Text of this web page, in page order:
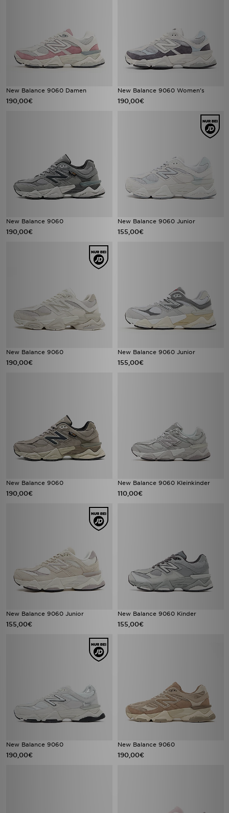
New Balance 9060 Damen
190,00€
New Balance 9060 Women's
190,00€
New Balance 9060
190,00€
New Balance 9060 Junior
155,00€
New Balance 9060
190,00€
New Balance 9060 Junior
155,00€
New Balance 9060
190,00€
New Balance 9060 Kleinkinder
110,00€
New Balance 9060 Junior
155,00€
New Balance 9060 Kinder
155,00€
New Balance 9060
190,00€
New Balance 9060
190,00€